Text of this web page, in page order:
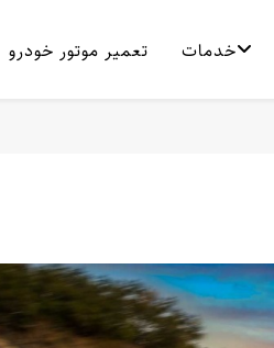
خدمات تعمیر موتور خودرو